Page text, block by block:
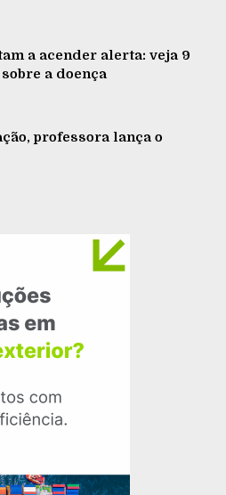
a acender alerta: veja 9
a doença
professora lança o